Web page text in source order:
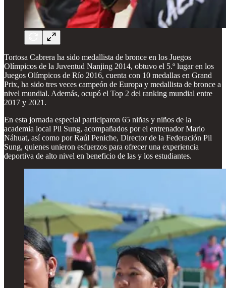
Tortosa Cabrera ha sido medallista de bronce en los Juegos
Olímpicos de la Juventud Nanjing 2014, obtuvo el 5.º lugar en los
Juegos Olímpicos de Río 2016, cuenta con 10 medallas en Grand
Prix, ha sido tres veces campeón de Europa y medallista de bronce a
nivel mundial. Además, ocupó el Top 2 del ranking mundial entre
2017 y 2021.
En esta jornada especial participaron 65 niñas y niños de la
academia local Pil Sung, acompañados por el entrenador Mario
Náhuat, así como por Raúl Peniche, Director de la Federación Pil
Sung, quienes unieron esfuerzos para ofrecer una experiencia
deportiva de alto nivel en beneficio de las y los estudiantes.